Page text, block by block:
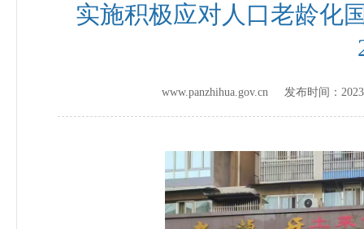
实施积极应对人口老龄化
www.panzhihua.gov.cn 发布时间：